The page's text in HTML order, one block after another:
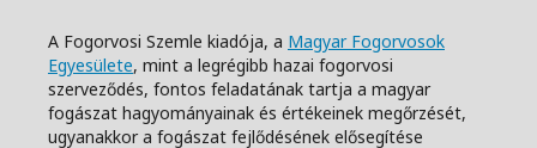
A Fogorvosi Szemle kiadója, a Magyar Fogorvosok
Egyesülete, mint a legrégibb hazai fogorvosi
szerveződés, fontos feladatának tartja a magyar
fogászat hagyományainak és értékeinek megőrzését,
ugyanakkor a fogászat fejlődésének elősegítése